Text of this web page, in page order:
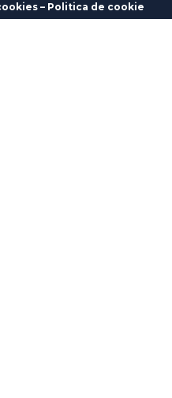
– Politica de cookie